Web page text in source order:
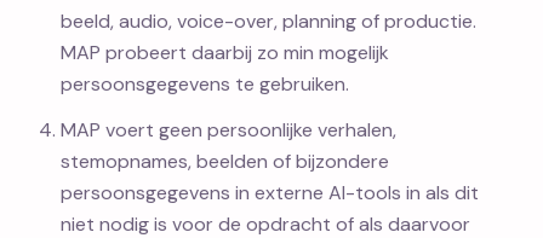
beeld, audio, voice-over, planning of productie.
MAP probeert daarbij zo min mogelijk
persoonsgegevens te gebruiken.
MAP voert geen persoonlijke verhalen,
stemopnames, beelden of bijzondere
persoonsgegevens in externe AI-tools in als dit
niet nodig is voor de opdracht of als daarvoor